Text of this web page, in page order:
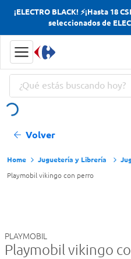
¡ELECTRO BLACK! ⚡¡Hasta 18
seleccionados de
¿Qué estás buscando hoy?
Volver
Juguetería y Librería
Playmobil vikingo con perro
PLAYMOBIL
Playmobil vikingo
Términos más
Yerba
Cerveza
Doves
Términos más
Yerba
Cerveza
Doves
Jabon Tocador